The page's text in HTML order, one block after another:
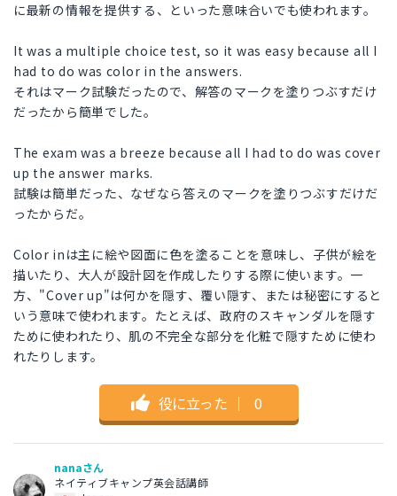
に最新の情報を提供する、といった意味合いでも使われます。
It was a multiple choice test, so it was easy because all I
had to do was color in the answers.
それはマーク試験だったので、解答のマークを塗りつぶすだけ
だったから簡単でした。
The exam was a breeze because all I had to do was cover
up the answer marks.
試験は簡単だった、なぜなら答えのマークを塗りつぶすだけだ
ったからだ。
Color inは主に絵や図面に色を塗ることを意味し、子供が絵を
描いたり、大人が設計図を作成したりする際に使います。一
方、"Cover up"は何かを隠す、覆い隠す、または秘密にすると
いう意味で使われます。たとえば、政府のスキャンダルを隠す
ために使われたり、肌の不完全な部分を化粧で隠すために使わ
れたりします。
役に立った ｜ 0
nanaさん
ネイティブキャンプ英会話講師